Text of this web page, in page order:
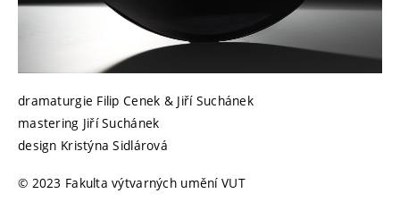
dramaturgie Filip Cenek & Jiří Suchánek
mastering Jiří Suchánek
design Kristýna Sidlárová
© 2023 Fakulta výtvarných umění VUT